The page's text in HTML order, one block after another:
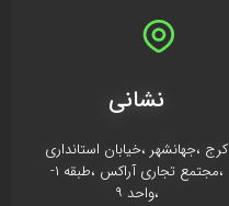
نشانی
کرج ،جهانشهر ،خیابان استانداری
،مجتمع تجاری آراکس ،طبقه ۱-
،واحد ۹